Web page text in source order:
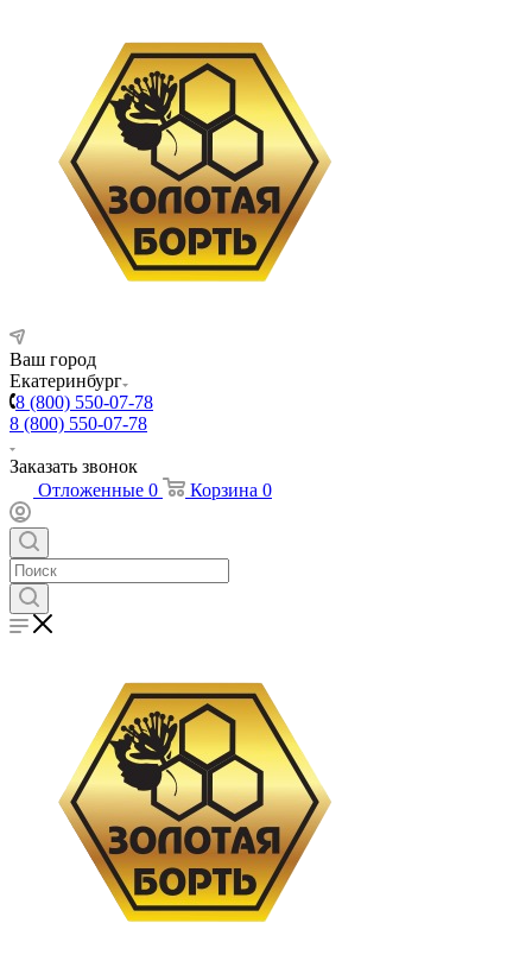
Ваш город
Екатеринбург
8 (800) 550-07-78
8 (800) 550-07-78
Заказать звонок
Отложенные 0 Корзина 0